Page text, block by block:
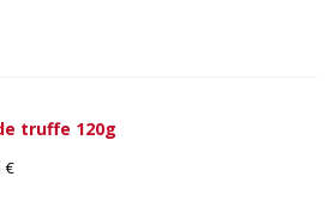
truffe 120g
€